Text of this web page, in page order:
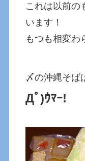
これは以前の
います！
もつも相変わ
〆の沖縄そば
Дﾟ)ｳﾏｰ!